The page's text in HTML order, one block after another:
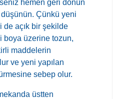
hemen geri dönün
Çünkü yeni
de açık bir şekilde
boya üzerine tozun,
maddelerin
ve yeni yapılan
sebep olur.
üstten